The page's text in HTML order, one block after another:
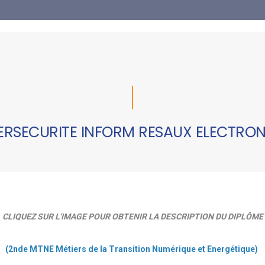
INFORM RESAUX
CLIQUEZ SUR L'IMAGE POUR OBTENIR LA DESCRIPTION DU DIPLÔME
(2nde MTNE Métiers de la Transition Numérique et Energétique)